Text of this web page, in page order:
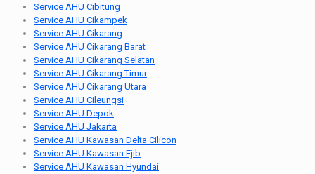
Service AHU Cibitung
Service AHU Cikampek
Service AHU Cikarang
Service AHU Cikarang Barat
Service AHU Cikarang Selatan
Service AHU Cikarang Timur
Service AHU Cikarang Utara
Service AHU Cileungsi
Service AHU Depok
Service AHU Jakarta
Service AHU Kawasan Delta Cilicon
Service AHU Kawasan Ejib
Service AHU Kawasan Hyundai